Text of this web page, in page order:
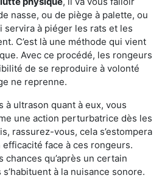
nasse, ou de piège à palette, ou
servira à piéger les rats et les
C’est là une méthode qui vient
Avec ce procédé, les rongeurs
de se reproduire à volonté
ne reprenne.
à ultrason quant à eux, vous
une action perturbatrice dès les
rassurez-vous, cela s’estompera
face à ces rongeurs.
chances qu’après un certain
à la nuisance sonore.